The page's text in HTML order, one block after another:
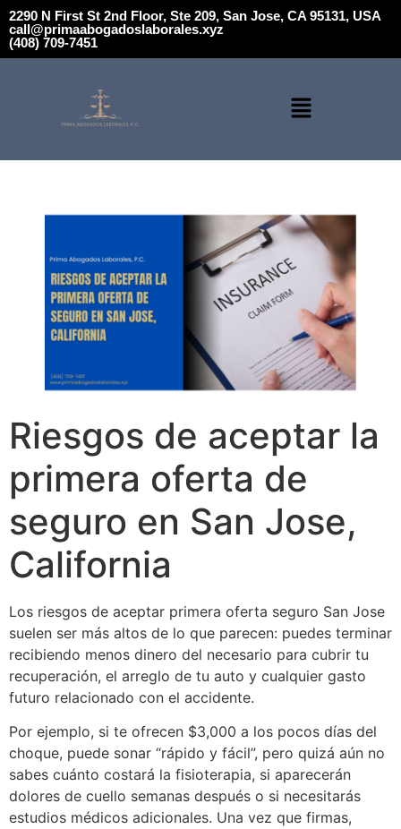
2290 N First St 2nd Floor, Ste 209, San Jose, CA 95131, USA
call@primaabogadoslaborales.xyz
(408) 709-7451
Riesgos de aceptar la
primera oferta de
seguro en San Jose,
California
Los riesgos de aceptar primera oferta seguro San Jose
suelen ser más altos de lo que parecen: puedes terminar
recibiendo menos dinero del necesario para cubrir tu
recuperación, el arreglo de tu auto y cualquier gasto
futuro relacionado con el accidente.
Por ejemplo, si te ofrecen $3,000 a los pocos días del
choque, puede sonar “rápido y fácil”, pero quizá aún no
sabes cuánto costará la fisioterapia, si aparecerán
dolores de cuello semanas después o si necesitarás
estudios médicos adicionales. Una vez que firmas,